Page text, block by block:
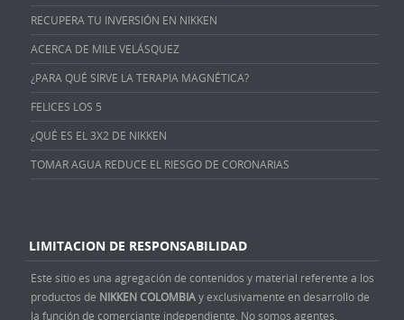
RECUPERA TU INVERSIÓN EN NIKKEN
ACERCA DE MILE VELÁSQUEZ
¿PARA QUÉ SIRVE LA TERAPIA MAGNÉTICA?
FELICES LOS 5
¿QUÉ ES EL 3X2 DE NIKKEN
TOMAR AGUA REDUCE EL RIESGO DE CORONARIAS
LIMITACION DE RESPONSABILIDAD
Este sitio es una agregación de contenidos y material referente a los
productos de NIKKEN COLOMBIAy exclusivamente en desarrollo de
la función de comerciante independiente. No somos agentes,